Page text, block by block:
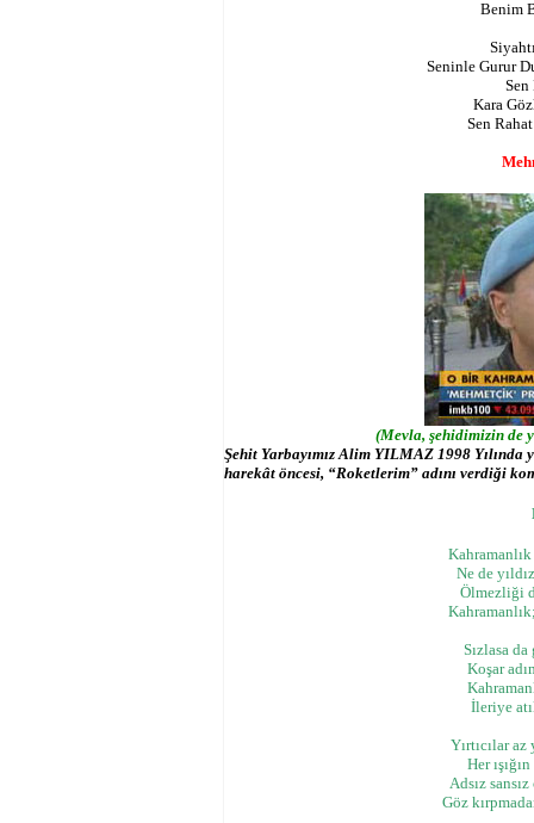
Benim
Seninle Gurur
Kara
Sen
(Mevla, şehidimizin de
Şehit Yarbayımız Alim YILMAZ 1998 Yılında
harekât öncesi, “Roketlerim” adını verdiği
Ne de
Ölmezliği
Sızlasa
Koşar
İleriye
Yırtıcılar
Her
Adsız
Göz